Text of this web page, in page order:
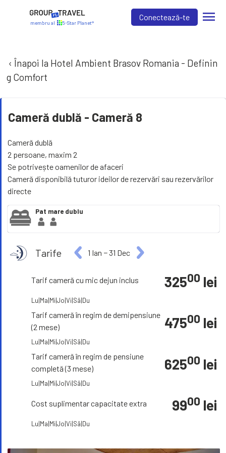
membru al 5-Star Planet®
Conectează-te menu
‹ Înapoi la Hotel Ambient Brasov Romania - Definin
g Comfort
Cameră dublă - Cameră 8
Cameră dublă
2 persoane, maxim 2
Se potrivește oamenilor de afaceri
Cameră disponibilă tuturor ideilor de rezervări sau rezervărilor
directe
Pat mare dublu
Tarife 1 Ian −31 Dec
Tarif cameră cu mic dejun inclus 32500 lei
Lu|Ma|Mi|Jo|Vi|Sâ|Du
Tarif cameră în regim de demipensiune
(2 mese)
47500 lei
Lu|Ma|Mi|Jo|Vi|Sâ|Du
Tarif cameră în regim de pensiune
completă (3 mese)
62500 lei
Lu|Ma|Mi|Jo|Vi|Sâ|Du
Cost suplimentar capacitate extra 9900 lei
Lu|Ma|Mi|Jo|Vi|Sâ|Du